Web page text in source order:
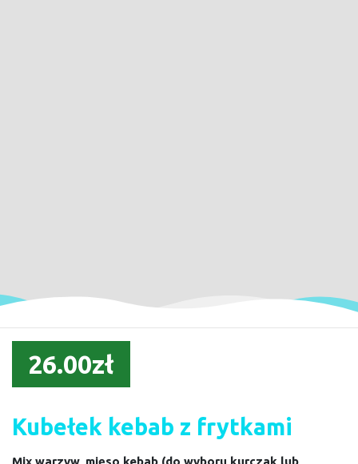
26.00zł
Kubełek kebab z frytkami
Mix warzyw, mięso kebab (do wyboru kurczak lub